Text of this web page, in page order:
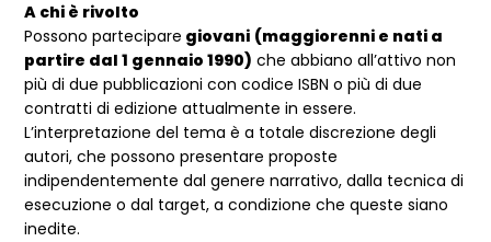
A chi è rivolto
Possono partecipare giovani (maggiorenni e nati a
partire dal 1 gennaio 1990) che abbiano all’attivo non
più di due pubblicazioni con codice ISBN o più di due
contratti di edizione attualmente in essere.
L’interpretazione del tema è a totale discrezione degli
autori, che possono presentare proposte
indipendentemente dal genere narrativo, dalla tecnica di
esecuzione o dal target, a condizione che queste siano
inedite.